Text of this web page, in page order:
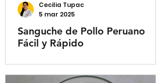
Sanguche de Pollo Peruano
Fácil y Rápido
Cecilia Tupac
5 mar 2025